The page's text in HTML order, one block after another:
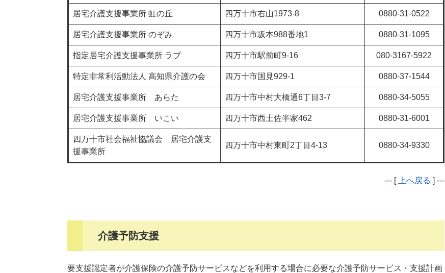
居宅介護支援事業所 虹の丘 四万十市右山1973-8 0880-31-0522
居宅介護支援事業所 のぞみ 四万十市坂本988番地1 0880-31-1095
指定居宅介護支援事業所 ラブ 四万十市駅前町9-16 080-3167-5922
特定非常利活動法人 高知県介護の会 四万十市国見929-1 0880-37-1544
居宅介護支援事業所 あらた 四万十市中村大橋通6丁目3-7 0880-34-5055
居宅介護支援事業所 いこい 四万十市西土佐半家462 0880-31-6001
四万十市社会福祉協議会 居宅介護支
援事業所
四万十市中村東町2丁目4-13 0880-34-9330
--- [ 上へ戻る ] ---
介護予防支援
要支援認定者が介護保険の介護予防サービスなどを利用する場合に必要な介護予防サービス・支援計画